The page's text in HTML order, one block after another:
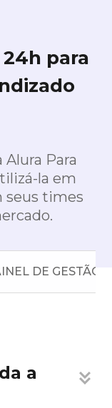
para
Para
la em
seus times
DE GESTÃO
a